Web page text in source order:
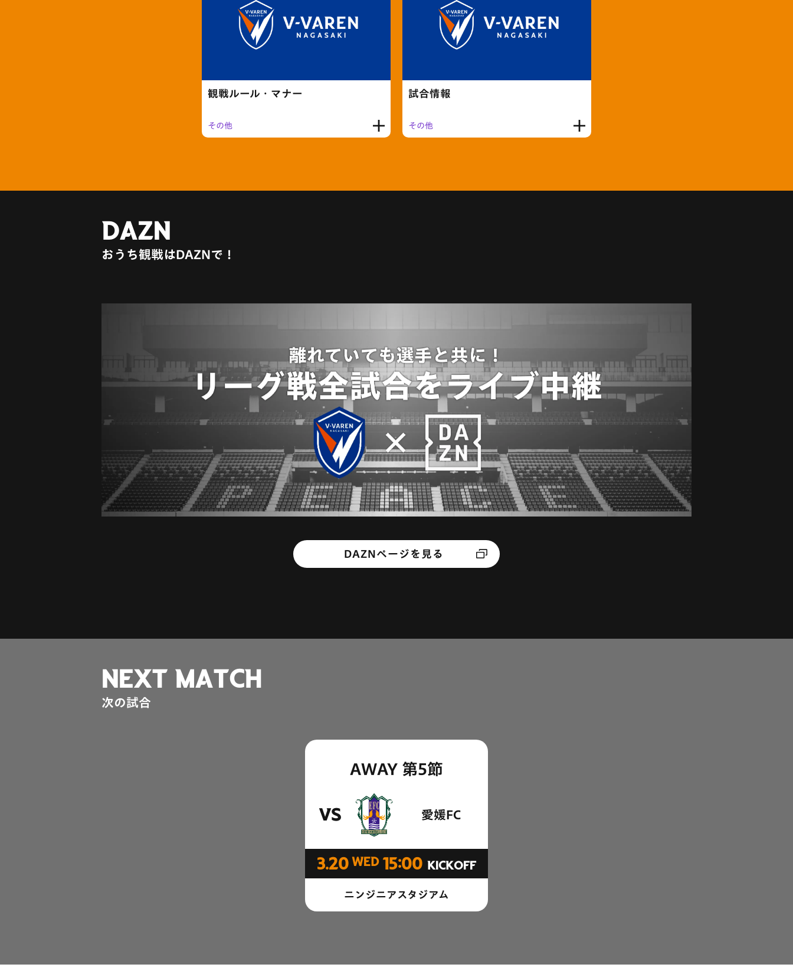
観戦ルール・マナー
その他
試合情報
その他
DAZN
おうち観戦はDAZNで！
DAZNページを見る
NEXT MATCH
次の試合
AWAY 第5節
VS 愛媛FC
3.20 WED 15:00 KICKOFF
ニンジニアスタジアム